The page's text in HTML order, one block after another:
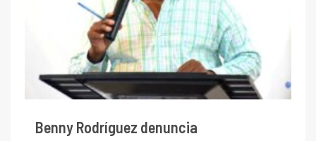
Benny Rodríguez denuncia